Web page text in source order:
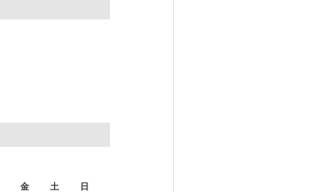
金 土 日